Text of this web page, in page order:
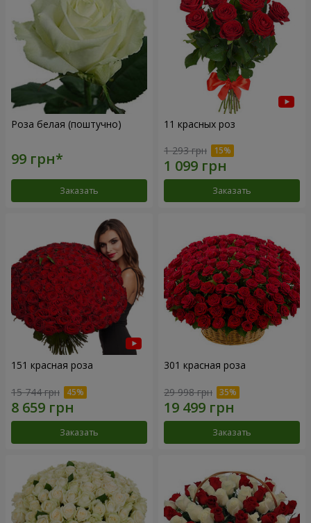
Роза белая (поштучно)
Заказать
11 красных роз
1 293 грн
Заказать
151 красная роза
15 744 грн
Заказать
301 красная роза
29 998 грн
Заказать